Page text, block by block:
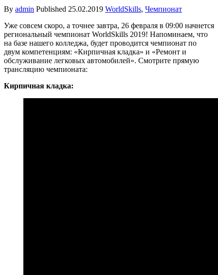
By admin Published 25.02.2019 WorldSkills, Чемпионат
Уже совсем скоро, а точнее завтра, 26 февраля в 09:00 начнется
региональный чемпионат WorldSkills 2019! Напоминаем, что
на базе нашего колледжа, будет проводится чемпионат по
двум компетенциям: «Кирпичная кладка» и «Ремонт и
обслуживание легковых автомобилей». Смотрите прямую
трансляцию чемпионата:
Кирпичная кладка: